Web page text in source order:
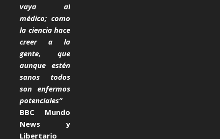
vaya al
médico; como
la ciencia hace
creer a la
gente, que
aunque estén
sanos todos
son enfermos
potenciales”
BBC Mundo
News y
Libertario